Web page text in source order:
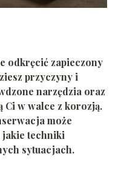
odkręcić zapieczony
przyczyny i
narzędzia oraz
Ci w walce z korozją.
może
jakie techniki
sytuacjach.